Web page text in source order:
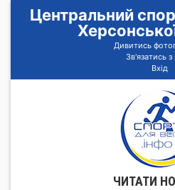
Центральний
Дивитись
Зв'язатись
Вхід
ЧИТАТИ